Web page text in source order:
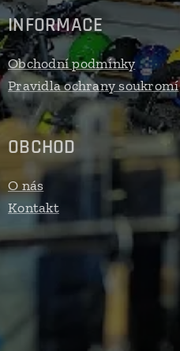
INFORMACE
Obchodní podmínky
Pravidla ochrany soukromí
OBCHOD
O nás
Kontakt